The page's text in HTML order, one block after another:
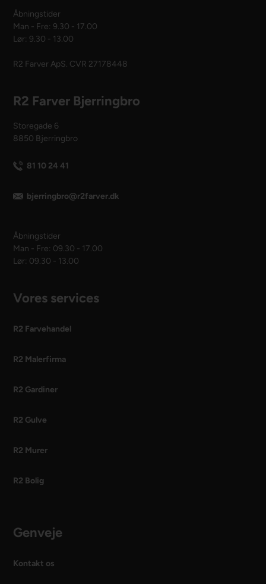
Åbningstider
Man - Fre: 9.30 - 17.00
Lør: 9.30 - 13.00
R2 Farver ApS. CVR 27178448
R2 Farver Bjerringbro
Storegade 6
8850 Bjerringbro
81 10 24 41
bjerringbro@r2farver.dk
Åbningstider
Man - Fre: 09.30 - 17.00
Lør: 09.30 - 13.00
Vores services
R2 Farvehandel
R2 Malerfirma
R2 Gardiner
R2 Gulve
R2 Murer
R2 Bolig
Genveje
Kontakt os